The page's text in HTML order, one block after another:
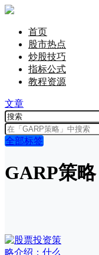
首页
股市热点
炒股技巧
指标公式
教程资源
文章
全部标签
GARP策略